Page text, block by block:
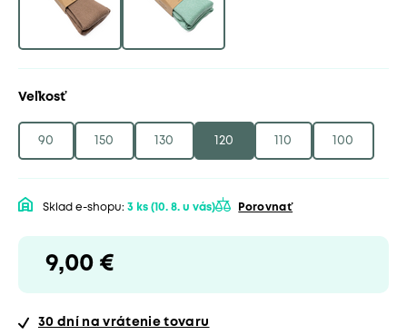
Veľkosť
90 150 130 120 110 100
Sklad e-shopu: 3 ks (10. 8. u vás) Porovnať
9,00 €
30 dní na vrátenie tovaru